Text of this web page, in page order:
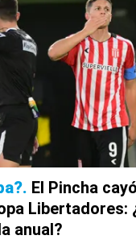
El Pincha
Libertadores:
anual?